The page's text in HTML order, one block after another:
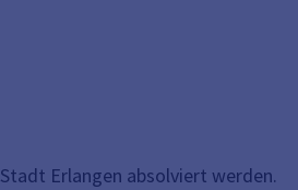
Erlangen absolviert werden.